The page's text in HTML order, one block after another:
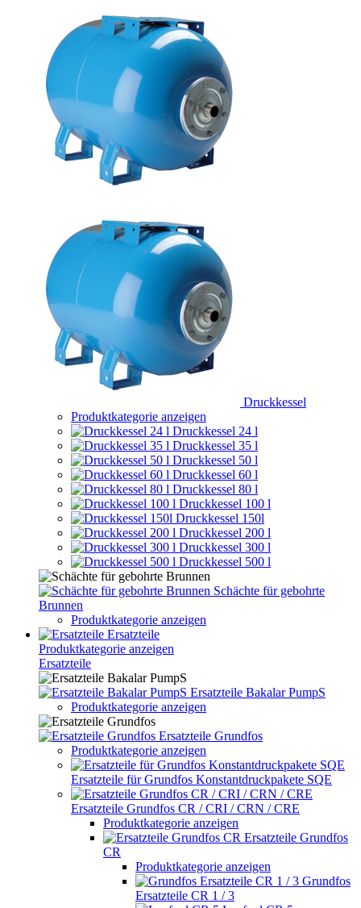
Druckkessel
Produktkategorie anzeigen
Druckkessel 24 l
Druckkessel 35 l
Druckkessel 50 l
Druckkessel 60 l
Druckkessel 80 l
Druckkessel 100 l
Druckkessel 150l
Druckkessel 200 l
Druckkessel 300 l
Druckkessel 500 l
Schächte für gebohrte
Brunnen
Produktkategorie anzeigen
Ersatzteile
Produktkategorie anzeigen
Ersatzteile
Ersatzteile Bakalar PumpS
Produktkategorie anzeigen
Ersatzteile Grundfos
Produktkategorie anzeigen
Ersatzteile für Grundfos Konstantdruckpakete SQE
Ersatzteile Grundfos CR / CRI / CRN / CRE
Produktkategorie anzeigen
Ersatzteile Grundfos
CR
Produktkategorie anzeigen
Grundfos
Ersatzteile CR 1 / 3